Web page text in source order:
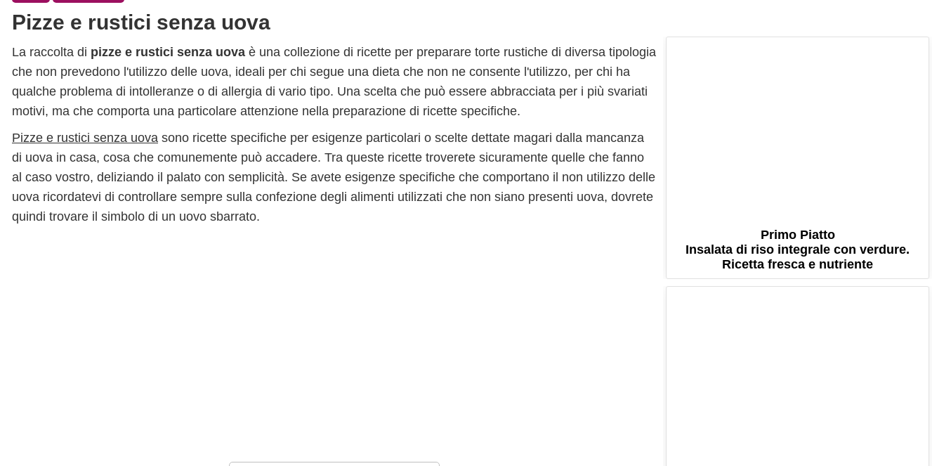
Pizze e rustici senza uova
La raccolta di pizze e rustici senza uova è una collezione di ricette per preparare torte rustiche di diversa tipologia
che non prevedono l'utilizzo delle uova, ideali per chi segue una dieta che non ne consente l'utilizzo, per chi ha
qualche problema di intolleranze o di allergia di vario tipo. Una scelta che può essere abbracciata per i più svariati
motivi, ma che comporta una particolare attenzione nella preparazione di ricette specifiche.
Pizze e rustici senza uova sono ricette specifiche per esigenze particolari o scelte dettate magari dalla mancanza
di uova in casa, cosa che comunemente può accadere. Tra queste ricette troverete sicuramente quelle che fanno
al caso vostro, deliziando il palato con semplicità. Se avete esigenze specifiche che comportano il non utilizzo delle
uova ricordatevi di controllare sempre sulla confezione degli alimenti utilizzati che non siano presenti uova, dovrete
quindi trovare il simbolo di un uovo sbarrato.
Primo Piatto
Insalata di riso integrale con verdure.
Ricetta fresca e nutriente